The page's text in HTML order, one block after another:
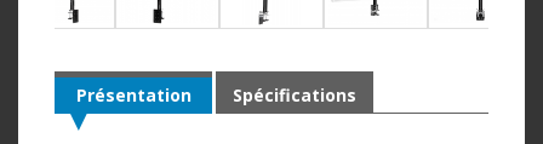
Présentation Spécifications